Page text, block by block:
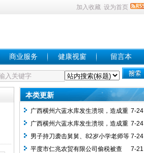
加入收藏 设为首页
商业服务 健康视窗 留言本
本类更新
7-24
广西横州六蓝水库发生溃坝，造成重
大人员伤亡，国务院成立调查评估组 7-24
广西横州六蓝水库发生溃坝，造成重
大人员伤亡，国务院成立调查评估组7-24
男子持刀袭击舅舅、82岁小学老师等
致3死1重伤，被鉴定患精神分裂症，受害
7-21
平度市仁兆农贸有限公司偷税被查